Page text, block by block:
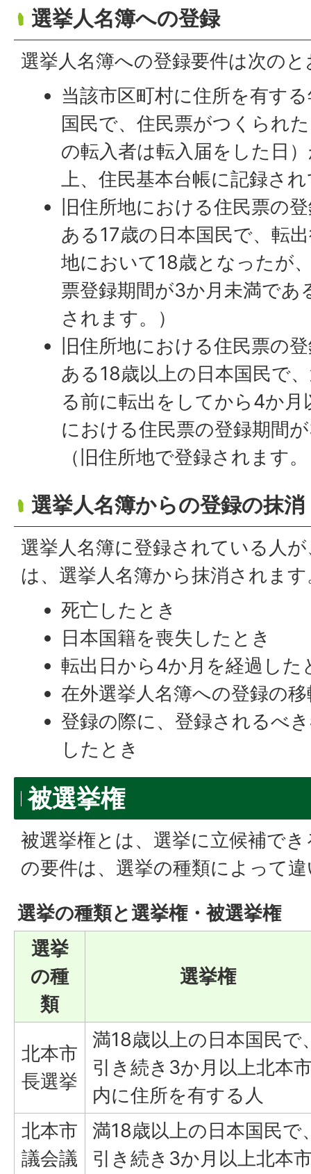
選挙人名簿への登録
選挙人名簿への登録要件は次の
当該市区町村に住所を有す
国民で、住民票がつくられ
の転入者は転入届をした日
上、住民基本台帳に記録さ
旧住所地における住民票の
ある17歳の日本国民で、転
地において18歳となったが
票登録期間が3か月未満であ
されます。）
旧住所地における住民票の
ある18歳以上の日本国民で
る前に転出をしてから4か
における住民票の登録期間
（旧住所地で登録されます
選挙人名簿からの登録の抹消
選挙人名簿に登録されている人
は、選挙人名簿から抹消されます
死亡したとき
日本国籍を喪失したとき
転出日から4か月を経過した
在外選挙人名簿への登録の
登録の際に、登録されるべ
したとき
被選挙権
被選挙権とは、選挙に立候補で
の要件は、選挙の種類によって
選挙の種類と選挙権・被選挙権
選挙
の種
類
選挙権
北本市
長選挙
満18歳以上の日本国民で
引き続き3か月以上北本
内に住所を有する人
北本市
議会議
満18歳以上の日本国民で
引き続き3か月以上北本